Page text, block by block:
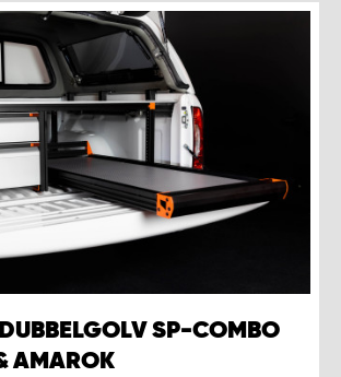
SP-COMBO
AMAROK